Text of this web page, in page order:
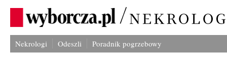
Nekrologi Odeszli Poradnik pogrzebowy